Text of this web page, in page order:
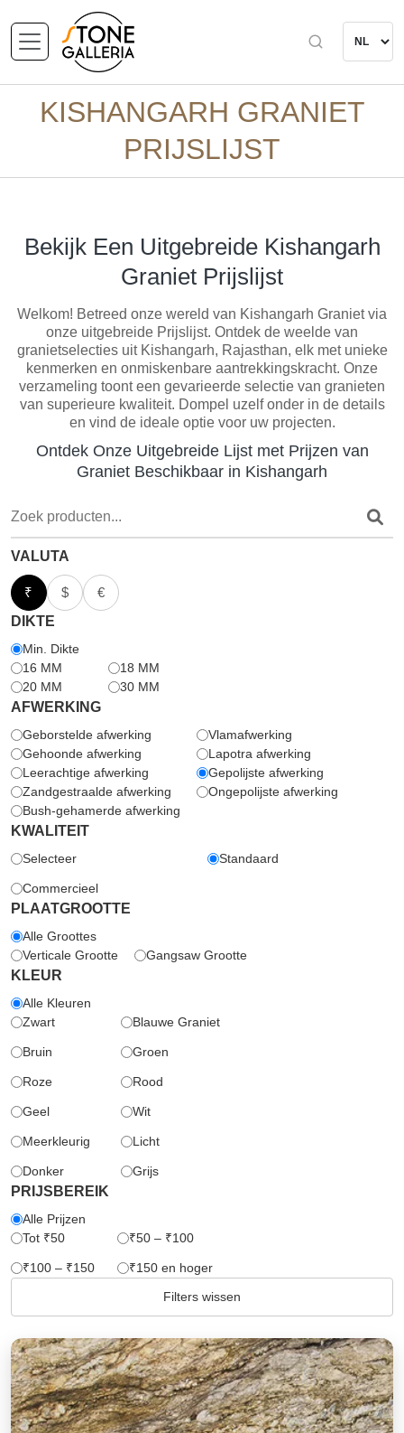
KISHANGARH GRANIET
PRIJSLIJST
Bekijk Een Uitgebreide Kishangarh
Graniet Prijslijst
Welkom! Betreed onze wereld van Kishangarh Graniet via
onze uitgebreide Prijslijst. Ontdek de weelde van
granietselecties uit Kishangarh, Rajasthan, elk met unieke
kenmerken en onmiskenbare aantrekkingskracht. Onze
verzameling toont een gevarieerde selectie van granieten
van superieure kwaliteit. Dompel uzelf onder in de details
en vind de ideale optie voor uw projecten.
Ontdek Onze Uitgebreide Lijst met Prijzen van
Graniet Beschikbaar in Kishangarh
VALUTA
₹ $
€
DIKTE
Min. Dikte
16 MM
18 MM
20 MM
30 MM
AFWERKING
Geborstelde afwerking
Vlamafwerking
Gehoonde afwerking
Lapotra afwerking
Leerachtige afwerking
Gepolijste afwerking
Zandgestraalde afwerking
Ongepolijste afwerking
Bush-gehamerde afwerking
KWALITEIT
Selecteer Standaard
Commercieel
PLAATGROOTTE
Alle Groottes
Verticale Grootte
Gangsaw Grootte
KLEUR
Alle Kleuren
Zwart
Blauwe Graniet
Bruin Groen
Roze Rood
Geel Wit
Meerkleurig Licht
Donker Grijs
PRIJSBEREIK
Alle Prijzen
Tot ₹50
₹50 – ₹100
₹100 – ₹150
₹150 en hoger
Filters wissen